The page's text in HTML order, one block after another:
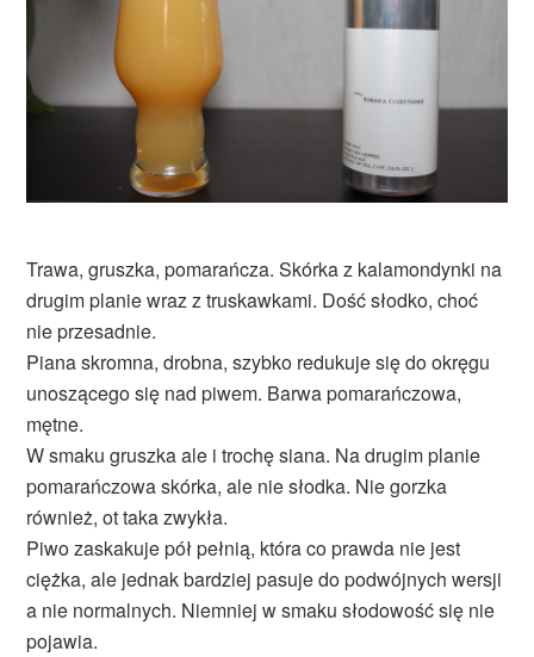
Trawa, gruszka, pomarańcza. Skórka z kalamondynki na
drugim planie wraz z truskawkami. Dość słodko, choć
nie przesadnie.
Piana skromna, drobna, szybko redukuje się do okręgu
unoszącego się nad piwem. Barwa pomarańczowa,
mętne.
W smaku gruszka ale i trochę siana. Na drugim planie
pomarańczowa skórka, ale nie słodka. Nie gorzka
również, ot taka zwykła.
Piwo zaskakuje pół pełnią, która co prawda nie jest
ciężka, ale jednak bardziej pasuje do podwójnych wersji
a nie normalnych. Niemniej w smaku słodowość się nie
pojawia.